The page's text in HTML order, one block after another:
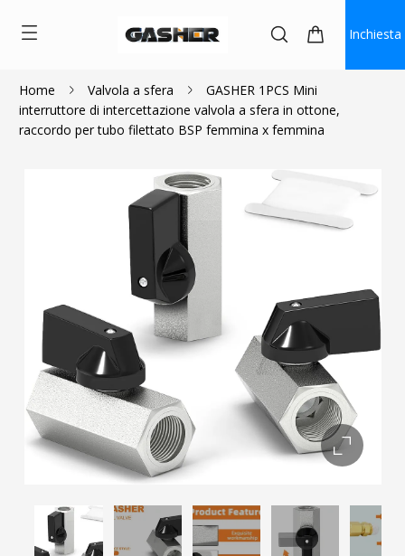
Inchiesta
Home Valvola a sfera
GASHER 1PCS Mini
interruttore di intercettazione valvola a sfera in ottone,
raccordo per tubo filettato BSP femmina x femmina
$9.99 $8.99